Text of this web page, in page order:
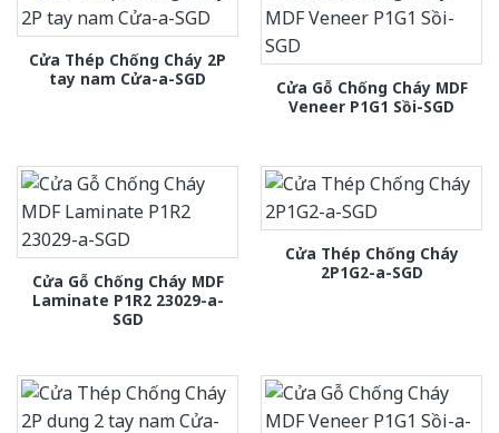
Cửa Thép Chống Cháy 2P
tay nam Cửa-a-SGD
Cửa Gỗ Chống Cháy MDF
Veneer P1G1 Sồi-SGD
Cửa Gỗ Chống Cháy MDF
Laminate P1R2 23029-a-
SGD
Cửa Thép Chống Cháy
2P1G2-a-SGD